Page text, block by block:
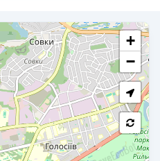
+
−